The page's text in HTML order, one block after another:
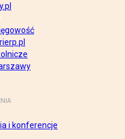
i konferencje